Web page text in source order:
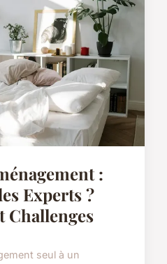
:
Experts ?
Challenges
seul à un